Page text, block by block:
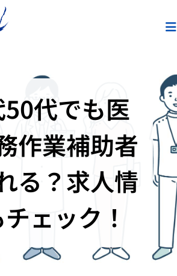
代でも医
作業補助者
る？求人情
ェック！